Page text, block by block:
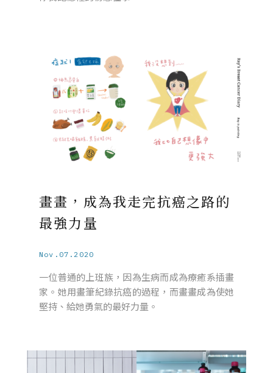
畫畫，成為我走完抗癌之路的
最強力量
Nov.07.2020
一位普通的上班族，因為生病而成為療癒系插畫
家。她用畫筆紀錄抗癌的過程，而畫畫成為使她
堅持、給她勇氣的最好力量。